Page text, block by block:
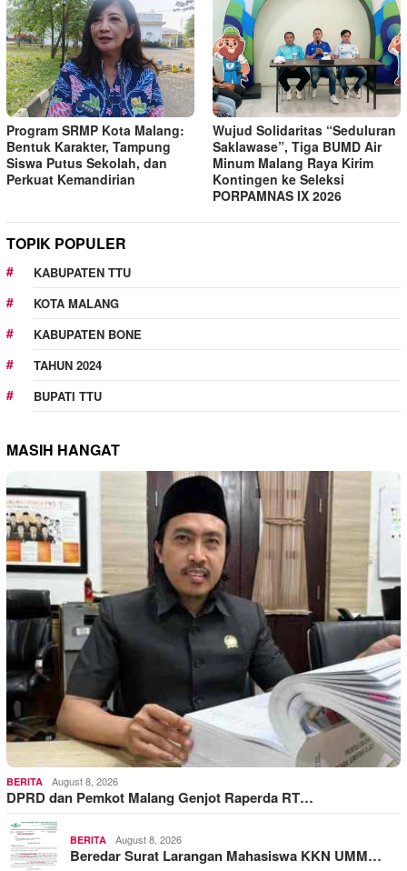
Program SRMP Kota Malang:
Bentuk Karakter, Tampung
Siswa Putus Sekolah, dan
Perkuat Kemandirian
Wujud Solidaritas “Seduluran
Saklawase”, Tiga BUMD Air
Minum Malang Raya Kirim
Kontingen ke Seleksi
PORPAMNAS IX 2026
TOPIK POPULER
KABUPATEN TTU
KOTA MALANG
KABUPATEN BONE
TAHUN 2024
BUPATI TTU
MASIH HANGAT
BERITA August 8, 2026
DPRD dan Pemkot Malang Genjot Raperda RT…
BERITA August 8, 2026
Beredar Surat Larangan Mahasiswa KKN UMM…